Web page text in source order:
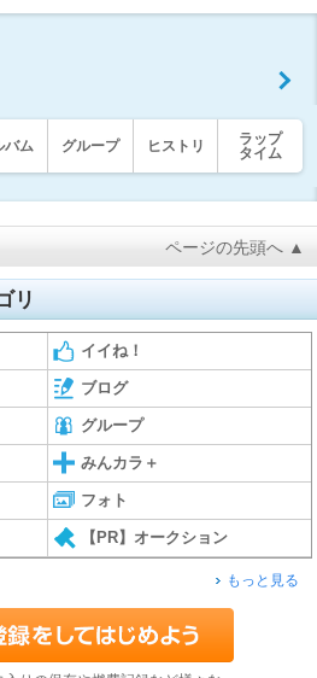
バム グループ ヒストリ
ラップ
タイム
ページの先頭へ ▲
リ
イイね！
ブログ
グループ
みんカラ＋
フォト
【PR】オークション
もっと見る